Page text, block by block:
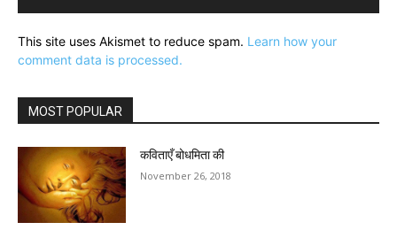
This site uses Akismet to reduce spam. Learn how your
comment data is processed.
MOST POPULAR
कविताएँ बोधमिता की
November 26, 2018